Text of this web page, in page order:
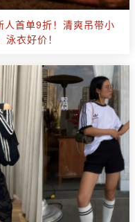
首单9折！清爽吊带小
衣好价！